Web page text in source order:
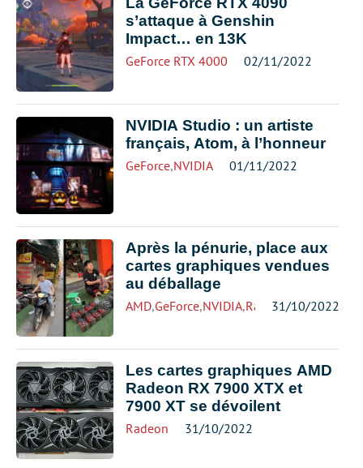
s’attaque à Genshin
Impact… en 13K
GeForce RTX 4000 02/11/2022
NVIDIA Studio : un artiste
français, Atom, à l’honneur
GeForce,NVIDIA 01/11/2022
Après la pénurie, place aux
cartes graphiques vendues
au déballage
AMD,GeForce,NVIDIA,Radeon31/10/2022
Les cartes graphiques AMD
Radeon RX 7900 XTX et
7900 XT se dévoilent
Radeon 31/10/2022